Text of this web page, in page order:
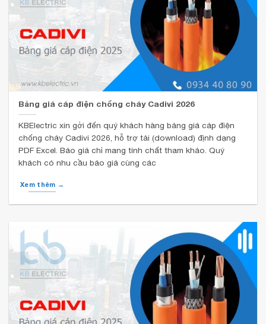
Bảng giá cáp điện chống cháy Cadivi 2026
KBElectric xin gởi đến quý khách hàng bảng giá cáp điện
chống cháy Cadivi 2026, hỗ trợ tải (download) định dạng
PDF Excel. Báo giá chỉ mang tính chất tham khảo. Quý
khách có nhu cầu báo giá cùng các
Xem thêm →